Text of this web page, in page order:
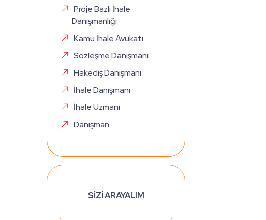
Proje Bazlı İhale
Danışmanlığı
Kamu İhale Avukatı
Sözleşme Danışmanı
Hakediş Danışmanı
İhale Danışmanı
İhale Uzmanı
Danışman
SİZİ ARAYALIM